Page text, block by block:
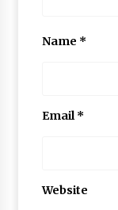
Name *
Email*
Website